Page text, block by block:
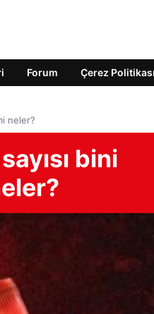
Forum Çerez
neler?
bini